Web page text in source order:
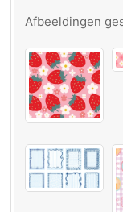
Afbeeldingen